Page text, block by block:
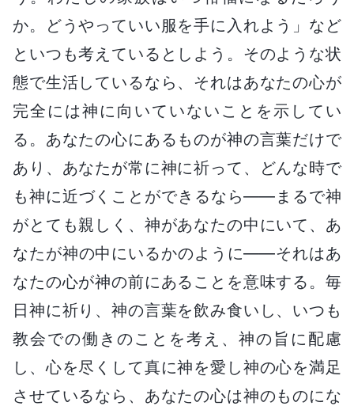
か。どうやっていい服を手に入れよう」など
といつも考えているとしよう。そのような状
態で生活しているなら、それはあなたの心が
完全には神に向いていないことを示してい
る。あなたの心にあるものが神の言葉だけで
あり、あなたが常に神に祈って、どんな時で
も神に近づくことができるなら――まるで神
がとても親しく、神があなたの中にいて、あ
なたが神の中にいるかのように――それはあ
なたの心が神の前にあることを意味する。毎
日神に祈り、神の言葉を飲み食いし、いつも
教会での働きのことを考え、神の旨に配慮
し、心を尽くして真に神を愛し神の心を満足
させているなら、あなたの心は神のものにな